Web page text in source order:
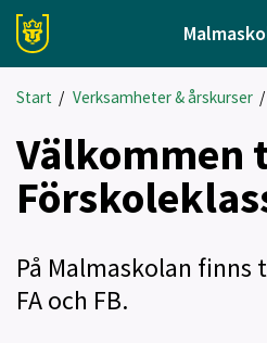
Start / Verksamheter & årskurser/
Välkommen
På Malmaskolan finns
FA och FB.